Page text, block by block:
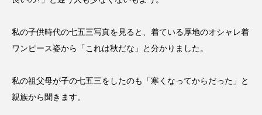
私の子供時代の七五三写真を見ると、着ている厚地のオシャレ着
ワンピース姿から「これは秋だな」と分かりました。
私の祖父母が子の七五三をしたのも「寒くなってからだった」と
親族から聞きます。